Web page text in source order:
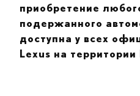
приобретение
подержанного
доступна у всех
Lexus на территории